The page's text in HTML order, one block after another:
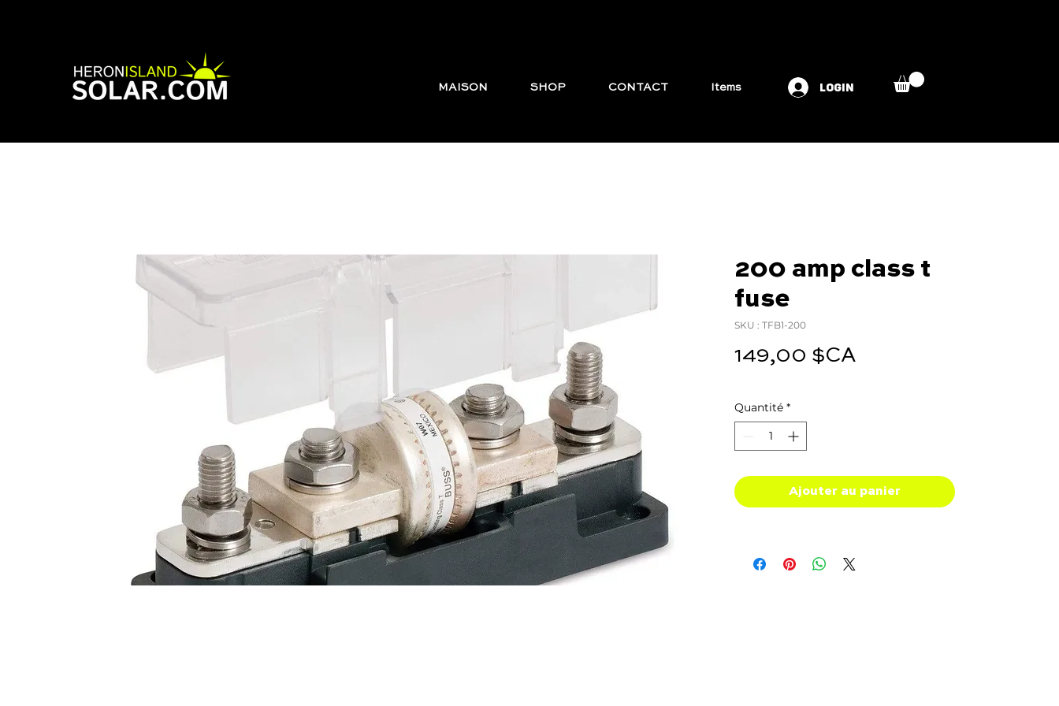
MAISON SHOP CONTACT Items LOGIN
200 amp class t
fuse
SKU : TFB1-200
149,00 $CA
Quantité *
Ajouter au panier